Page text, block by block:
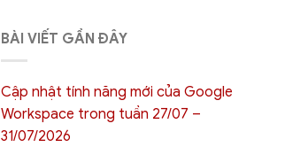
BÀI VIẾT GẦN ĐÂY
Cập nhật tính năng mới của Google
Workspace trong tuần 27/07 –
31/07/2026